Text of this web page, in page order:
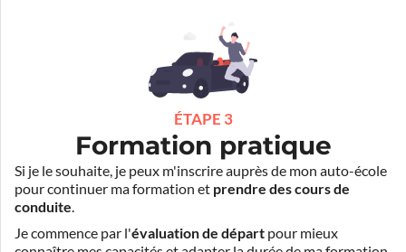
ÉTAPE 3
Formation pratique
Si je le souhaite, je peux m'inscrire auprès de mon auto-école
pour continuer ma formation et prendre des cours de
conduite.
Je commence par l'évaluation de départ pour mieux